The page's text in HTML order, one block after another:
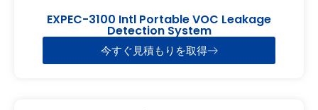
EXPEC-3100 Intl Portable VOC Leakage
Detection System
今すぐ見積もりを取得